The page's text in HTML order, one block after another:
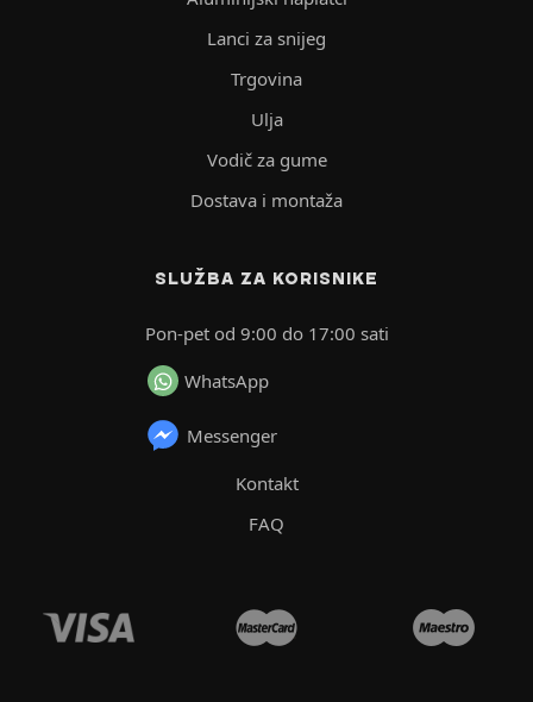
Lanci za snijeg
Trgovina
Ulja
Vodič za gume
Dostava i montaža
SLUŽBA ZA KORISNIKE
Pon-pet od 9:00 do 17:00 sati
WhatsApp
Messenger
Kontakt
FAQ